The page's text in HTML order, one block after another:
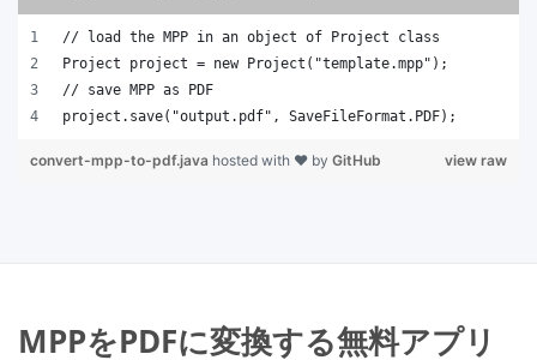
// load the MPP in an object of Project class
Project project = new Project("template.mpp");
// save MPP as PDF
project.save("output.pdf", SaveFileFormat.PDF);
view raw
convert-mpp-to-pdf.java hosted with ❤ by GitHub
MPPをPDFに変換する無料アプリ